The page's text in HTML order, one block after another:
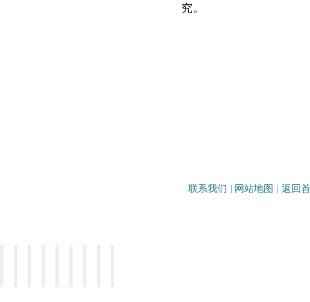
究。
联系我们 网站地图 返回